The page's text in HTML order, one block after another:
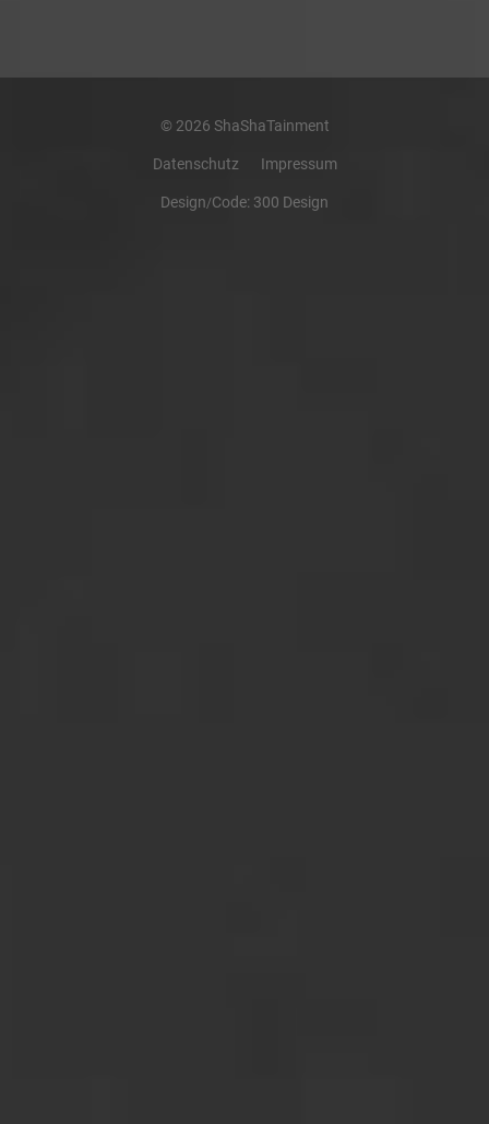
© 2026 ShaShaTainment
Datenschutz Impressum
Design/Code: 300 Design